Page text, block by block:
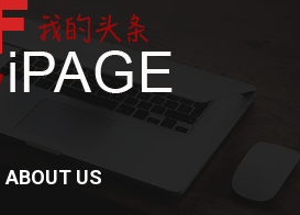
ABOUT US